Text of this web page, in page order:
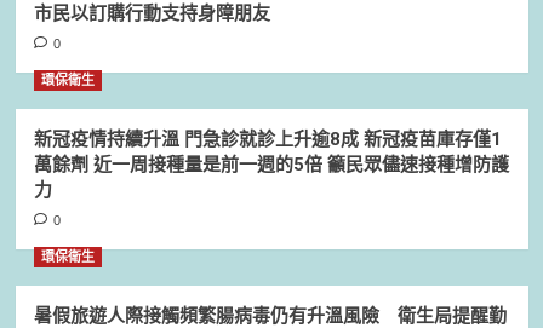
市民以訂購行動支持身障朋友
0
環保衛生
新冠疫情持續升溫 門急診就診上升逾8成 新冠疫苗庫存僅1
萬餘劑 近一周接種量是前一週的5倍 籲民眾儘速接種增防護
力
0
環保衛生
暑假旅遊人際接觸頻繁腸病毒仍有升溫風險 衛生局提醒勤